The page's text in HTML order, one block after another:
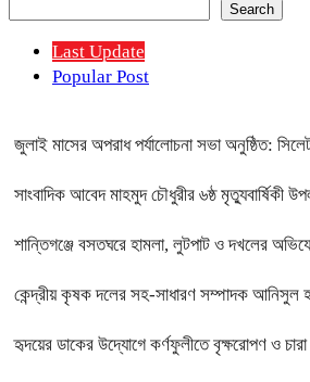
Search
Last Update
Popular Post
জুলাই মাসের অপরাধ পর্যালোচনা সভা অনুষ্ঠিত:
সাংবাদিক আবেদ মাহমুদ চৌধুরীর ৬ষ্ঠ মৃত্যুবার্ষিকী
শান্তিগঞ্জে বসতঘরে হামলা, লুটপাট ও দখলের
কেন্দ্রীয় কৃষক দলের সহ-সাধারণ সম্পাদক আনিসুল
হৃদয়ের ডাকের উদ্যোগে কর্ণফুলীতে বৃক্ষরোপণ ও চারা